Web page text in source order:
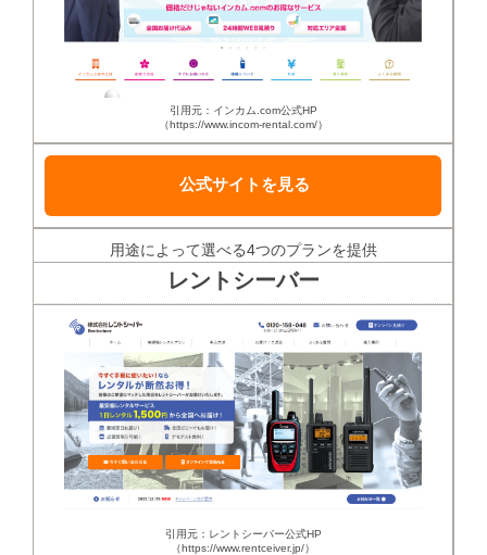
引用元：インカム.com公式HP
（https://www.incom-rental.com/）
公式サイトを見る
用途によって選べる4つのプランを提供
レントシーバー
引用元：レントシーバー公式HP
（https://www.rentceiver.jp/）